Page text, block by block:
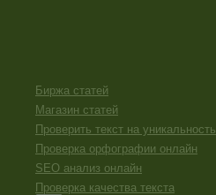
Биржа статей
Магазин статей
Проверить текст на уникальность
Проверка орфографии онлайн
SEO анализ онлайн
Проверка качества текста